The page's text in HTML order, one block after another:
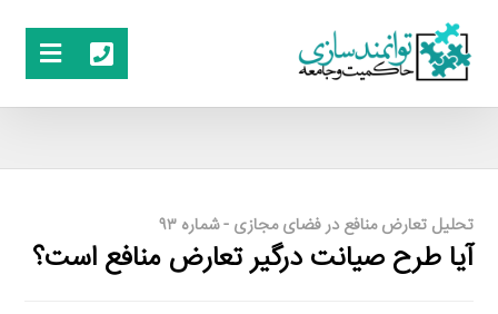
تحلیل تعارض منافع در فضای مجازی - شماره ۹۳
آیا طرح صیانت درگیر تعارض منافع است؟